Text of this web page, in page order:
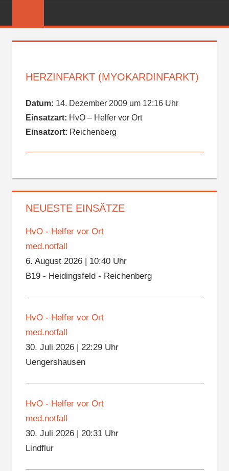
FEUERWEHR
HERZINFARKT (MYOKARDINFARKT)
Datum: 14. Dezember 2009 um 12:16 Uhr
Einsatzart: HvO – Helfer vor Ort
Einsatzort: Reichenberg
NEUESTE EINSÄTZE
HvO - Helfer vor Ort
med.notfall
6. August 2026| 10:40 Uhr
B19 - Heidingsfeld - Reichenberg
HvO - Helfer vor Ort
med.notfall
30. Juli 2026| 22:29 Uhr
Uengershausen
HvO - Helfer vor Ort
med.notfall
30. Juli 2026| 20:31 Uhr
Lindflur